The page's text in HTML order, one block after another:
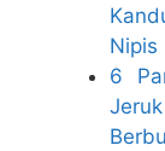
Nipis
6